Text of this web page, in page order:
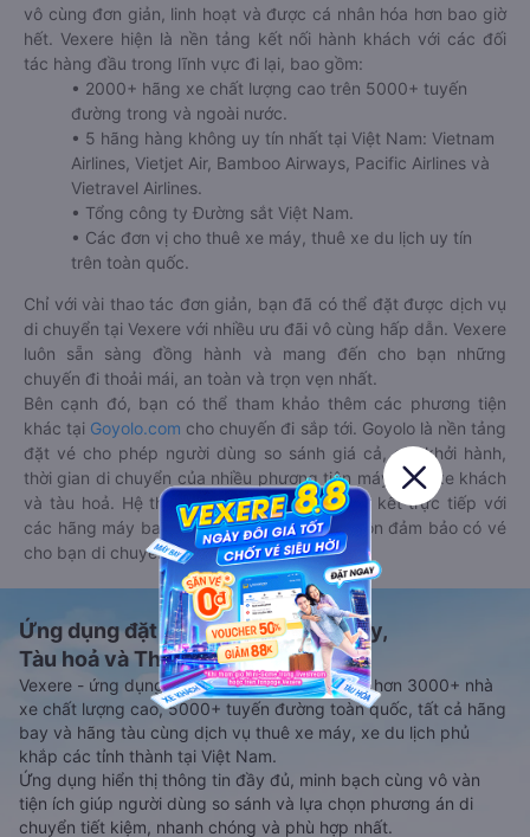
vô cùng đơn giản, linh hoạt và được cá nhân hóa hơn bao giờ
hết. Vexere hiện là nền tảng kết nối hành khách với các đối
tác hàng đầu trong lĩnh vực đi lại, bao gồm:
• 2000+ hãng xe chất lượng cao trên 5000+ tuyến
đường trong và ngoài nước.
• 5 hãng hàng không uy tín nhất tại Việt Nam: Vietnam
Airlines, Vietjet Air, Bamboo Airways, Pacific Airlines và
Vietravel Airlines.
• Tổng công ty Đường sắt Việt Nam.
• Các đơn vị cho thuê xe máy, thuê xe du lịch uy tín
trên toàn quốc.
Chỉ với vài thao tác đơn giản, bạn đã có thể đặt được dịch vụ
di chuyển tại Vexere với nhiều ưu đãi vô cùng hấp dẫn. Vexere
luôn sẵn sàng đồng hành và mang đến cho bạn những
chuyến đi thoải mái, an toàn và trọn vẹn nhất.
Bên cạnh đó, bạn có thể tham khảo thêm các phương tiện
khác tại Goyolo.com cho chuyến đi sắp tới. Goyolo là nền tảng
đặt vé cho phép người dùng so sánh giá cả, giờ khởi hành,
thời gian di chuyển của nhiều phương tiện máy bay, xe khách
và tàu hoả. Hệ thống của Goyolo được liên kết trực tiếp với
các hãng máy bay, xe khách và tàu hoả, luôn đảm bảo có vé
cho bạn di chuyển.
Ứng dụng đặt vé Xe khách, Máy bay,
Tàu hoả và Thuê xe
Vexere - ứng dụng đặt vé đa phương tiện với hơn 3000+ nhà
xe chất lượng cao, 5000+ tuyến đường toàn quốc, tất cả hãng
bay và hãng tàu cùng dịch vụ thuê xe máy, xe du lịch phủ
khắp các tỉnh thành tại Việt Nam.
Ứng dụng hiển thị thông tin đầy đủ, minh bạch cùng vô vàn
tiện ích giúp người dùng so sánh và lựa chọn phương án di
chuyển tiết kiệm, nhanh chóng và phù hợp nhất.